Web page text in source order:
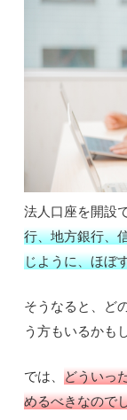
法人口座を開設
行、地方銀行、
じように、ほぼ
そうなると、ど
う方もいるかも
では、どういっ
めるべきなので